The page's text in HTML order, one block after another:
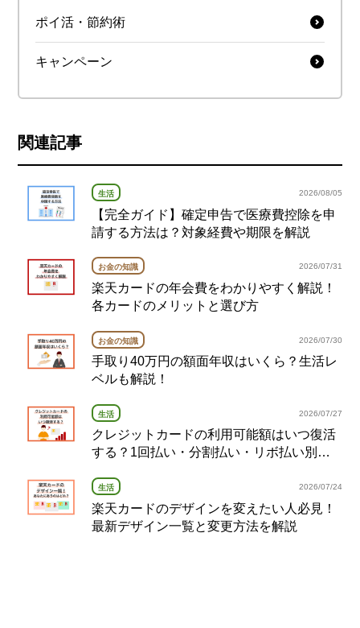
ポイ活・節約術
キャンペーン
関連記事
生活 2026/08/05
【完全ガイド】確定申告で医療費控除を申
請する方法は？対象経費や期限を解説
お金の知識 2026/07/31
楽天カードの年会費をわかりやすく解説！
各カードのメリットと選び方
お金の知識 2026/07/30
手取り40万円の額面年収はいくら？生活レ
ベルも解説！
生活 2026/07/27
クレジットカードの利用可能額はいつ復活
する？1回払い・分割払い・リボ払い別の
生活 2026/07/24
楽天カードのデザインを変えたい人必見！
最新デザイン一覧と変更方法を解説